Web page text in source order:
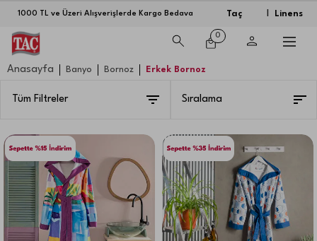
1000 TL ve Üzeri Alışverişlerde Kargo Bedava Taç Linens
0
Anasayfa Banyo Bornoz Erkek Bornoz
Tüm Filtreler Sıralama